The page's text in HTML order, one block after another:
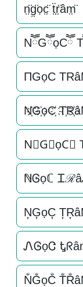
n̤̈g̤̈ọc̤̈ ẗ̤r̤̈âm̤̈
NཽGཽọCཽ
ΠGọC
N҉G҉ọC҉
N⃜G⃜ọC⃜
ℕᎶọℂ
N͎G͎ọC͎
ᏁᎶọᏣ
N̐G̐ọC̐